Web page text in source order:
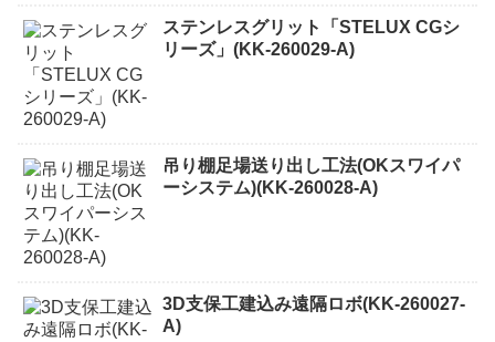
ステンレスグリット「STELUX CGシ
リーズ」(KK-260029-A)
吊り棚足場送り出し工法(OKスワイパ
ーシステム)(KK-260028-A)
3D支保工建込み遠隔ロボ(KK-260027-
A)